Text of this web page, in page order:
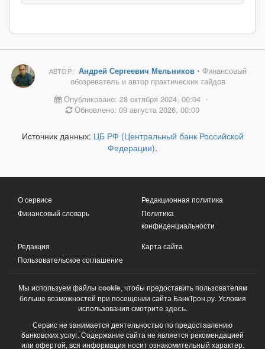
АВТОР: Андрей Сергеевич Мельников• Финансовый
обозреватель и автор практических гайдов
Опубликовано: 28 октября 2024, 00:04 •
Обновлено: 09 августа 2026, 00:00
Источник данных: ЦБ РФ (Центральный банк Российской
Федерации).
О сервисе
Финансовый словарь
Редакционная политика
Политика
конфиденциальности
Редакция
Пользовательское соглашение
Карта сайта
Мы используем файлы cookie, чтобы предоставить пользователям
больше возможностей при посещении сайта БанкТрон.ру. Условия
использования смотрите здесь.
Сервис не занимается деятельностью по предоставлению
банковских услуг. Содержание сайта не является рекомендацией
или офертой, вся информация носит ознакомительный характер.